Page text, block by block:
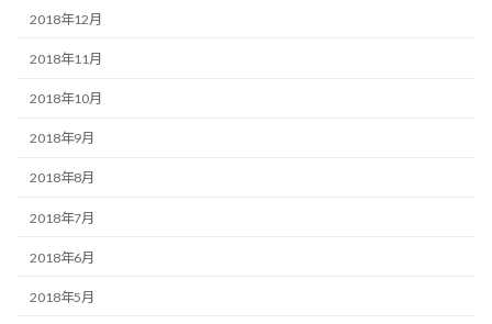
2018年12月
2018年11月
2018年10月
2018年9月
2018年8月
2018年7月
2018年6月
2018年5月